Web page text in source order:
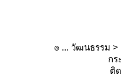
๏ ... วัฒนธรรม >
กร
ติ